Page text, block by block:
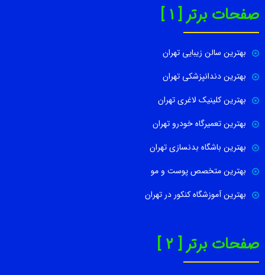
صفحات برتر [ 1 ]
بهترین سالن زیبایی تهران
بهترین دندانپزشکی تهران
بهترین کلینیک لاغری تهران
بهترین تعمیرگاه خودرو تهران
بهترین باشگاه بدنسازی تهران
بهترین متخصص پوست و مو
بهترین آموزشگاه کنکور در تهران
صفحات برتر [ 2 ]